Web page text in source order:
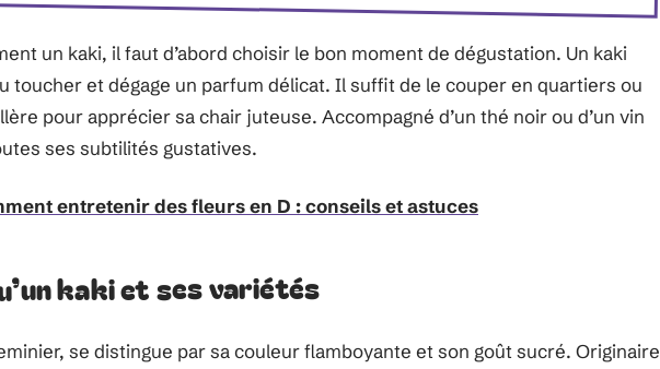
un kaki, il faut d’abord choisir le bon moment de dégustation. Un kaki
toucher et dégage un parfum délicat. Il suffit de le couper en quartiers ou
pour apprécier sa chair juteuse. Accompagné d’un thé noir ou d’un vin
ses subtilités gustatives.
entretenir des fleurs en D : conseils et astuces
kaki et ses variétés
se distingue par sa couleur flamboyante et son goût sucré. Originaire